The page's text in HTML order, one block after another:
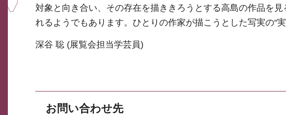
対象と向き合い、その存在を描ききろうとする高島の作品を
れるようでもあります。ひとりの作家が描こうとした写実の“
深谷 聡 (展覧会担当学芸員)
お問い合わせ先